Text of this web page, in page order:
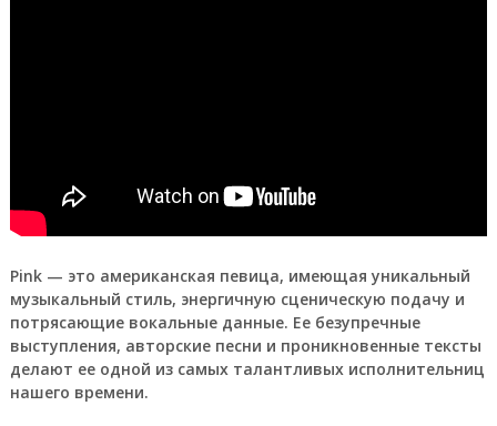
Pink— это американская певица, имеющая уникальный
музыкальный стиль, энергичную сценическую подачу и
потрясающие вокальные данные. Ее безупречные
выступления, авторские песни и проникновенные тексты
делают ее одной из самых талантливых исполнительниц
нашего времени.